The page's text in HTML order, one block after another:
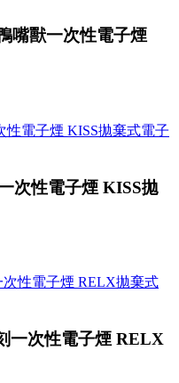
嘴獸一次性電子煙
次性電子煙 KISS拋
一次性電子煙 RELX